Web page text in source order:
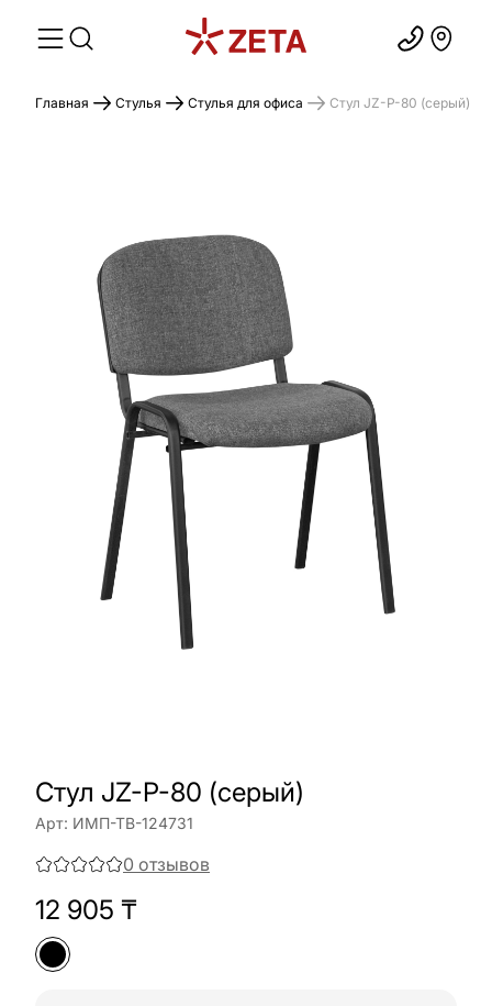
Главная Стулья Стулья для офиса Cтул JZ-P-80 (серый)
Cтул JZ-P-80 (серый)
Арт: ИМП-ТВ-124731
0 отзывов
12 905 ₸